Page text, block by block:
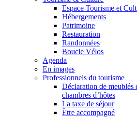
Espace Tourisme et
Hébergements
Patrimoine
Restauration
Randonnées
Boucle Vélos
Agenda
En images
Professionnels du tourisme
Déclaration de meublés
chambres d’hôtes
La taxe de séjour
Être accompagné